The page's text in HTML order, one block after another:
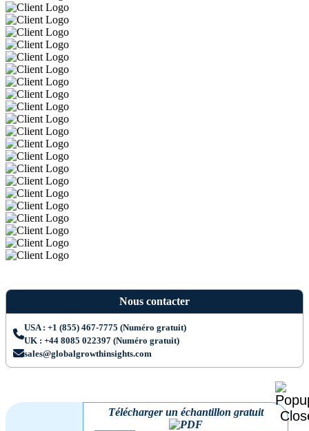
Nous contacter
USA : +1 (855) 467-7775 (Numéro gratuit)
UK : +44 8085 022397 (Numéro gratuit)
sales@globalgrowthinsights.com
Télécharger un échantillon gratuit